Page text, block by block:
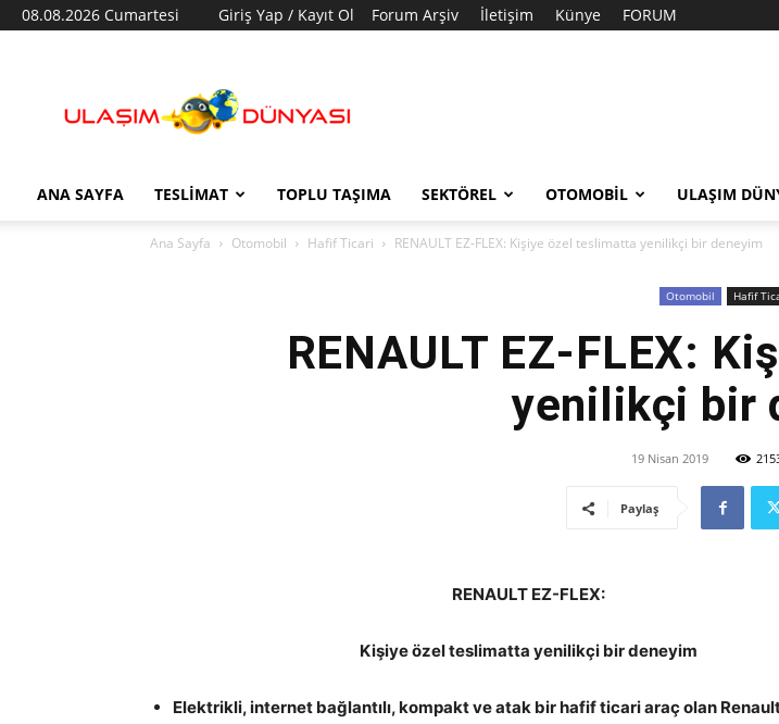
08.08.2026 Cumartesi Giriş Yap / Kayıt Ol Forum Arşiv İletişim Künye FORUM
Dünyası
ANA SAYFA TESLIMAT TOPLU TAŞIMA SEKTÖREL OTOMOBIL ULAŞIM
Ana Sayfa Otomobil Hafif Ticari RENAULT EZ-FLEX: Kişiye özel teslimatta yenilikçi bir deneyim
Otomobil Hafif
RENAULT EZ-FLEX:
yenilikçi bir
19 Nisan 2019
Paylaş
RENAULT EZ-FLEX:
Kişiye özel teslimatta yenilikçi bir deneyim
Elektrikli, internet bağlantılı, kompakt ve atak bir hafif ticari araç olan